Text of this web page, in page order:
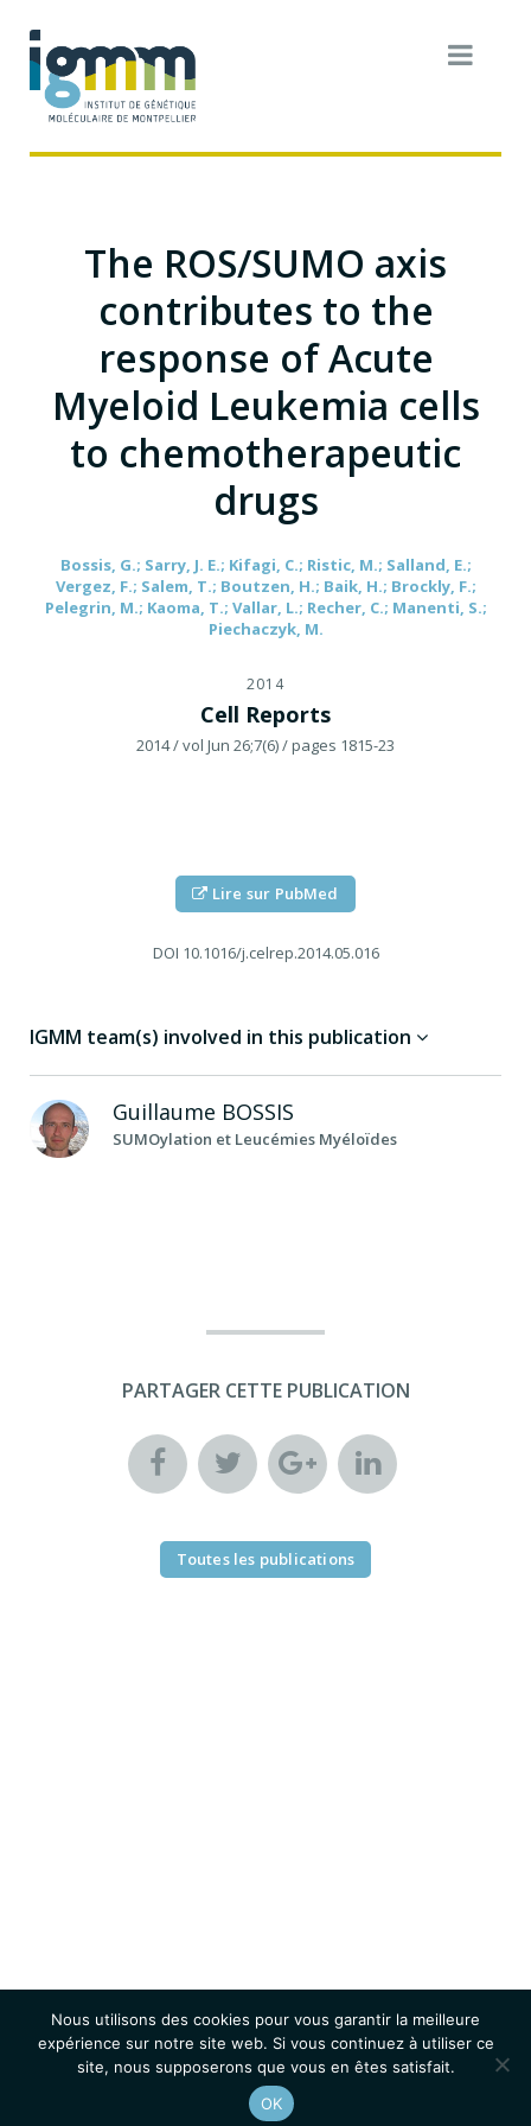
The ROS/SUMO axis
contributes to the
response of Acute
Myeloid Leukemia cells
to chemotherapeutic
drugs
Bossis, G.; Sarry, J. E.; Kifagi, C.; Ristic, M.; Salland, E.;
Vergez, F.; Salem, T.; Boutzen, H.; Baik, H.; Brockly, F.;
Pelegrin, M.; Kaoma, T.; Vallar, L.; Recher, C.; Manenti, S.;
Piechaczyk, M.
2014
Cell Reports
2014/ vol Jun 26;7(6)/ pages 1815-23
Lire sur PubMed
DOI 10.1016/j.celrep.2014.05.016
IGMM team(s) involved in this publication
Guillaume BOSSIS
SUMOylation et Leucémies Myéloïdes
PARTAGER CETTE PUBLICATION
Toutes les publications
Nous utilisons des cookies pour vous garantir la meilleure
expérience sur notre site web. Si vous continuez à utiliser ce
site, nous supposerons que vous en êtes satisfait.
OK